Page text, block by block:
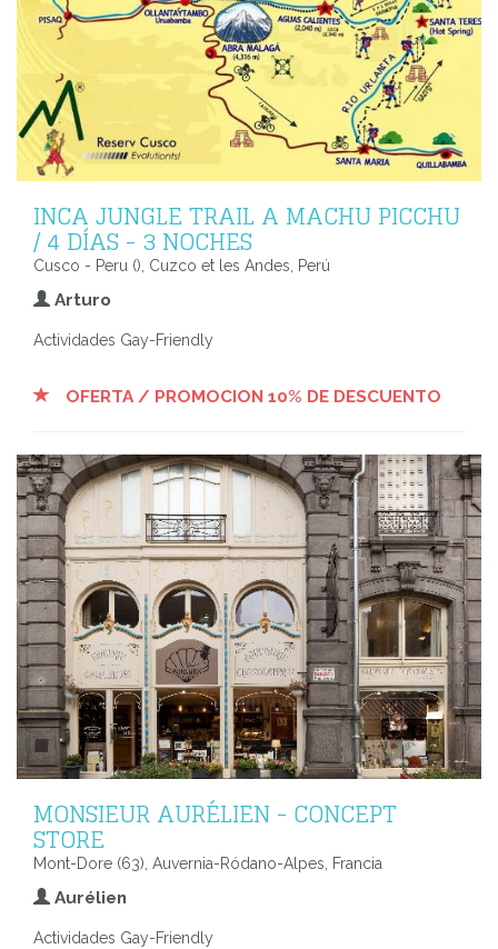
INCA JUNGLE TRAIL A MACHU PICCHU
/ 4 DÍAS - 3 NOCHES
Cusco - Peru (), Cuzco et les Andes, Perú
Arturo
Actividades Gay-Friendly
OFERTA / PROMOCION 10% DE DESCUENTO
MONSIEUR AURÉLIEN - CONCEPT
STORE
Mont-Dore (63), Auvernia-Ródano-Alpes, Francia
Aurélien
Actividades Gay-Friendly